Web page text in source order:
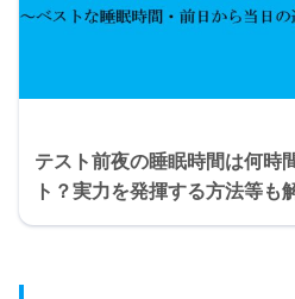
テスト前夜の睡眠時間は何時
ト？実力を発揮する方法等も